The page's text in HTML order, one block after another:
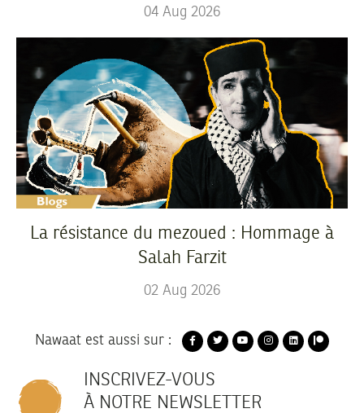
04 Aug 2026
La résistance du mezoued : Hommage à
Salah Farzit
02 Aug 2026
Nawaat est aussi sur :
INSCRIVEZ-VOUS
À NOTRE NEWSLETTER